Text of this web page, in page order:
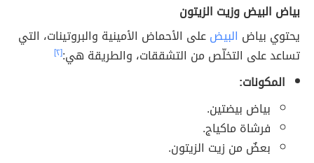
بياض البيض وزيت الزيتون
يحتوي بياض البيضعلى الأحماض الأمينية والبروتينات، التي
تساعد على التخلّص من التشققات، والطريقة هي:[٢]
المكونات:
بياض بيضتين.
فرشاة ماكياج.
بعضٌ من زيت الزيتون.